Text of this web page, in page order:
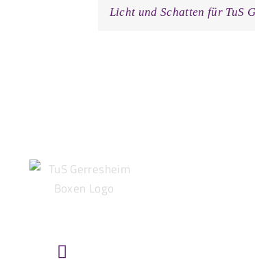
Licht und Schatten für TuS